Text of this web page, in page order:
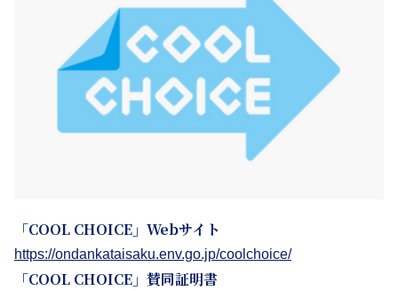
「COOL CHOICE」Webサイト
https://ondankataisaku.env.go.jp/coolchoice/
「COOL CHOICE」賛同証明書